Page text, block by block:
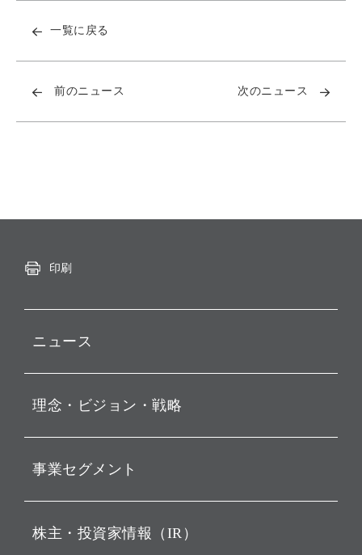
一覧に戻る
前のニュース 次のニュース
印刷
ニュース
お知らせ
動画配信
理念・ビジョン・戦略
経営理念
ビジョン
戦略
事業セグメント
ソフトバンク・ビジョン・
株主・投資家情報（IR）